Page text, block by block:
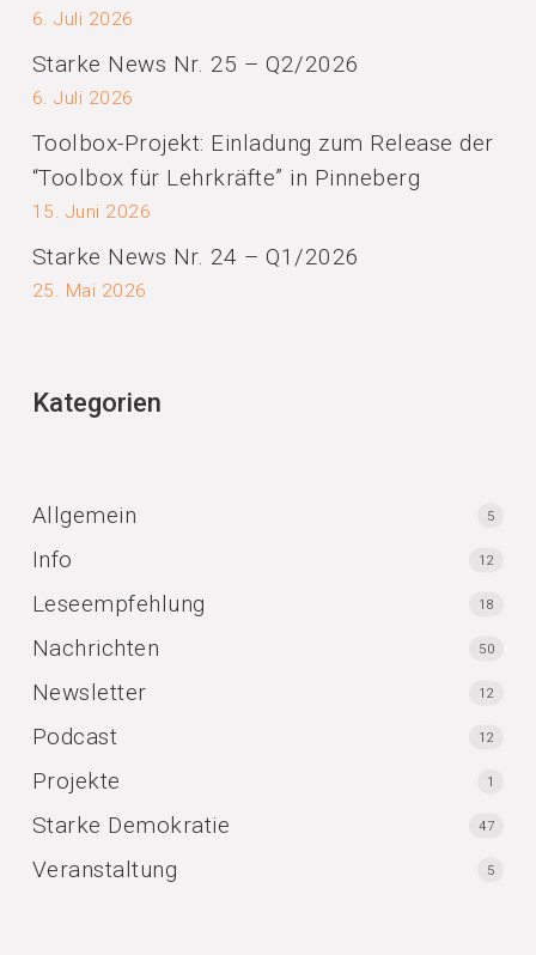
6. Juli 2026
Starke News Nr. 25 – Q2/2026
6. Juli 2026
Toolbox-Projekt: Einladung zum Release der
“Toolbox für Lehrkräfte” in Pinneberg
15. Juni 2026
Starke News Nr. 24 – Q1/2026
25. Mai 2026
Kategorien
Allgemein 5
Info 12
Leseempfehlung 18
Nachrichten 50
Newsletter 12
Podcast 12
Projekte 1
Starke Demokratie 47
Veranstaltung 5